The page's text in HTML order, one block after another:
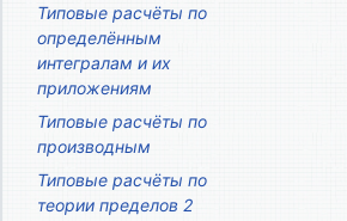
Типовые расчёты по
определённым
интегралам и их
приложениям
Типовые расчёты по
производным
Типовые расчёты по
теории пределов 2